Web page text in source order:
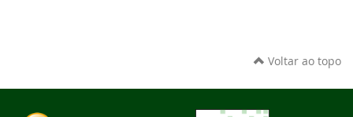
Voltar ao topo